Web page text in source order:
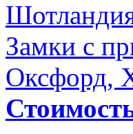
Замки с
Оксфорд,